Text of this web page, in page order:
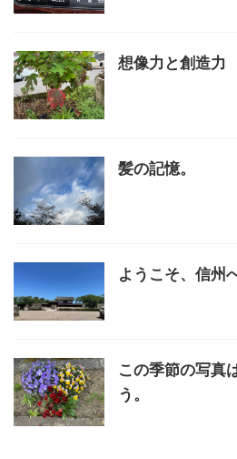
想像力と創造力
髪の記憶。
ようこそ、信州
この季節の写真
う。